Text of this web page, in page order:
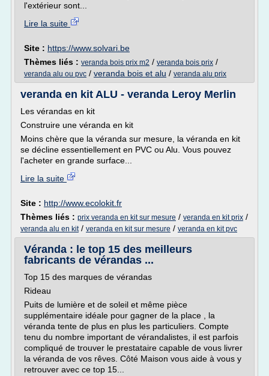
l'extérieur sont...
Lire la suite
Site : https://www.solvari.be
Thèmes liés : veranda bois prix m2 / veranda bois prix /
veranda alu ou pvc / veranda bois et alu / veranda alu prix
veranda en kit ALU - veranda Leroy Merlin
Les vérandas en kit
Construire une véranda en kit
Moins chère que la véranda sur mesure, la véranda en kit
se décline essentiellement en PVC ou Alu. Vous pouvez
l'acheter en grande surface...
Lire la suite
Site : http://www.ecolokit.fr
Thèmes liés : prix veranda en kit sur mesure / veranda en kit prix /
veranda alu en kit/ veranda en kit sur mesure / veranda en kit pvc
Véranda : le top 15 des meilleurs
fabricants de vérandas ...
Top 15 des marques de vérandas
Rideau
Puits de lumière et de soleil et même pièce
supplémentaire idéale pour gagner de la place , la
véranda tente de plus en plus les particuliers. Compte
tenu du nombre important de vérandalistes, il est parfois
compliqué de trouver le prestataire capable de vous livrer
la véranda de vos rêves. Côté Maison vous aide à vous y
retrouver avec ce top 15...